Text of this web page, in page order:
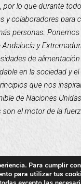
por lo que durante
y colaboradores para
personas.
y
de
en la sociedad y
que nos
de Naciones
el motor de la
Para cumplir
para utilizar tus